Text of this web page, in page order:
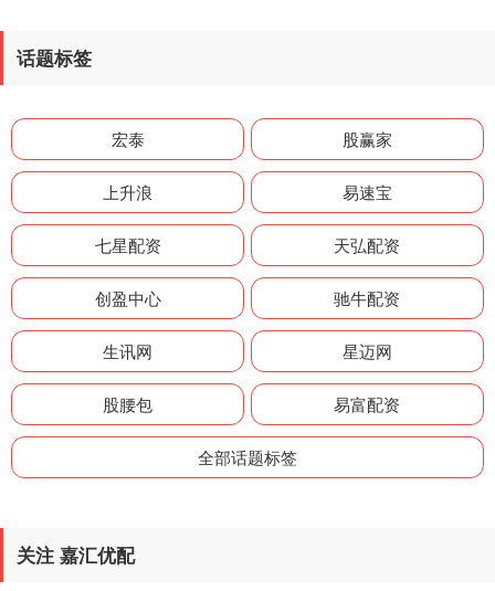
话题标签
宏泰 股赢家
上升浪 易速宝
七星配资 天弘配资
创盈中心 驰牛配资
生讯网 星迈网
股腰包 易富配资
全部话题标签
关注 嘉汇优配